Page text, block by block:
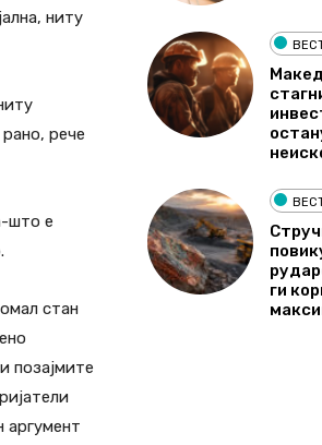
ниту
рече
што е
стан
позајмите
ги